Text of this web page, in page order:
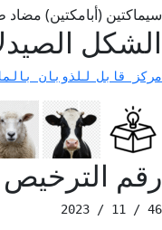
سيماكتين (أبامكتين) مضاد
الشكل
مركز قابل للذوبان
رقم الترخيص
46 / 11 / 2023